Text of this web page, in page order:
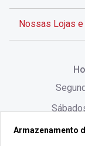
Nossas Lojas
Rua Lauro
Armazenamento